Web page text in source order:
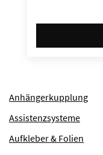
Anhängerkupplung
Assistenzsysteme
Aufkleber & Folien